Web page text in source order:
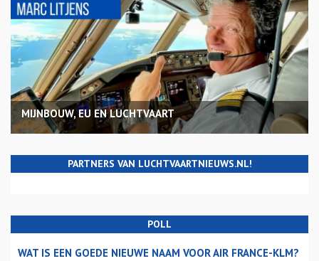
MIJNBOUW, EU EN LUCHTVAART
PARTNERS VAN LUCHTVAARTNIEUWS.NL!
POLL
WAT IS EEN GOEDE NIEUWE NAAM VOOR AIR FRANCE-KLM?